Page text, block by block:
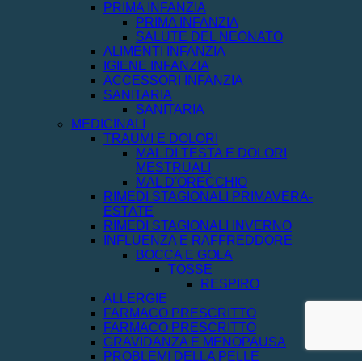
PRIMA INFANZIA
PRIMA INFANZIA
SALUTE DEL NEONATO
ALIMENTI INFANZIA
IGIENE INFANZIA
ACCESSORI INFANZIA
SANITARIA
SANITARIA
MEDICINALI
TRAUMI E DOLORI
MAL DI TESTA E DOLORI
MESTRUALI
MAL D'ORECCHIO
RIMEDI STAGIONALI PRIMAVERA-
ESTATE
RIMEDI STAGIONALI INVERNO
INFLUENZA E RAFFREDDORE
BOCCA E GOLA
TOSSE
RESPIRO
ALLERGIE
FARMACO PRESCRITTO
FARMACO PRESCRITTO
GRAVIDANZA E MENOPAUSA
PROBLEMI DELLA PELLE